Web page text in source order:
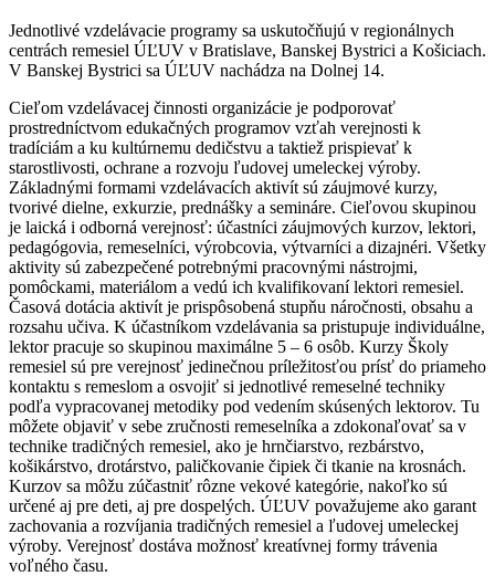
Jednotlivé vzdelávacie programy sa uskutočňujú v regionálnych
centrách remesiel ÚĽUV v Bratislave, Banskej Bystrici a Košiciach.
V Banskej Bystrici sa ÚĽUV nachádza na Dolnej 14.
Cieľom vzdelávacej činnosti organizácie je podporovať
prostredníctvom edukačných programov vzťah verejnosti k
tradíciám a ku kultúrnemu dedičstvu a taktiež prispievať k
starostlivosti, ochrane a rozvoju ľudovej umeleckej výroby.
Základnými formami vzdelávacích aktivít sú záujmové kurzy,
tvorivé dielne, exkurzie, prednášky a semináre. Cieľovou skupinou
je laická i odborná verejnosť: účastníci záujmových kurzov, lektori,
pedagógovia, remeselníci, výrobcovia, výtvarníci a dizajnéri. Všetky
aktivity sú zabezpečené potrebnými pracovnými nástrojmi,
pomôckami, materiálom a vedú ich kvalifikovaní lektori remesiel.
Časová dotácia aktivít je prispôsobená stupňu náročnosti, obsahu a
rozsahu učiva. K účastníkom vzdelávania sa pristupuje individuálne,
lektor pracuje so skupinou maximálne 5 – 6 osôb. Kurzy Školy
remesiel sú pre verejnosť jedinečnou príležitosťou prísť do priameho
kontaktu s remeslom a osvojiť si jednotlivé remeselné techniky
podľa vypracovanej metodiky pod vedením skúsených lektorov. Tu
môžete objaviť v sebe zručnosti remeselníka a zdokonaľovať sa v
technike tradičných remesiel, ako je hrnčiarstvo, rezbárstvo,
košikárstvo, drotárstvo, paličkovanie čipiek či tkanie na krosnách.
Kurzov sa môžu zúčastniť rôzne vekové kategórie, nakoľko sú
určené aj pre deti, aj pre dospelých. ÚĽUV považujeme ako garant
zachovania a rozvíjania tradičných remesiel a ľudovej umeleckej
výroby. Verejnosť dostáva možnosť kreatívnej formy trávenia
voľného času.